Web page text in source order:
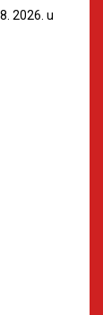
2026. u